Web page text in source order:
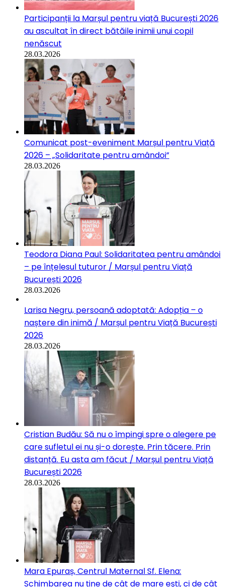
Participanții la Marșul pentru viață București 2026
au ascultat în direct bătăile inimii unui copil
nenăscut
28.03.2026
Comunicat post-eveniment Marșul pentru Viață
2026 – „Solidaritate pentru amândoi”
28.03.2026
Teodora Diana Paul: Solidaritatea pentru amândoi
– pe înțelesul tuturor / Marșul pentru Viață
București 2026
28.03.2026
Larisa Negru, persoană adoptată: Adopția – o
naștere din inimă / Marșul pentru Viață București
2026
28.03.2026
Cristian Budău: Să nu o împingi spre o alegere pe
care sufletul ei nu și-o dorește. Prin tăcere. Prin
distanță. Eu asta am făcut / Marșul pentru Viață
București 2026
28.03.2026
Mara Epuraș, Centrul Maternal Sf. Elena:
Schimbarea nu ține de cât de mare ești, ci de cât